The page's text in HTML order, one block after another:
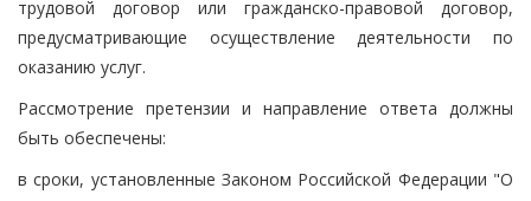
трудовой договор или гражданско-правовой договор,
предусматривающие осуществление деятельности по
оказанию услуг.
Рассмотрение претензии и направление ответа должны
быть обеспечены:
в сроки, установленные Законом Российской Федерации "О